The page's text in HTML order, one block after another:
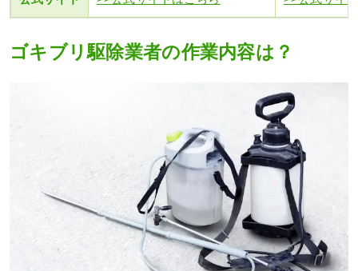
ゴキブリ駆除業者の作業内容は？